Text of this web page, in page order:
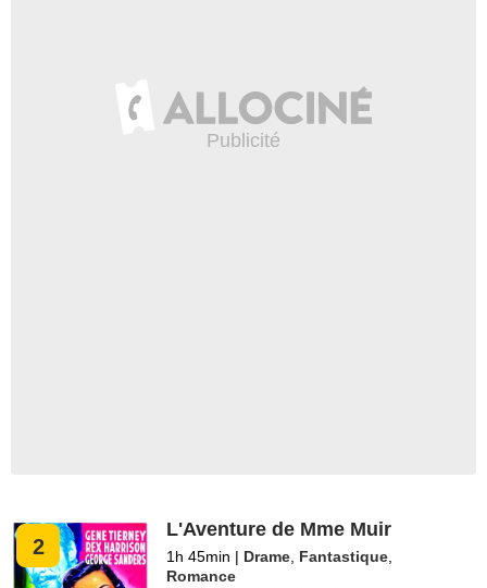
2
L'Aventure de Mme Muir
1h 45min | Drame Fantastique
Romance